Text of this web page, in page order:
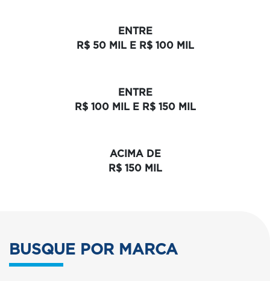
ENTRE
R$ 50 MIL E R$ 100 MIL
ENTRE
R$ 100 MIL E R$ 150 MIL
ACIMA DE
R$ 150 MIL
BUSQUE POR MARCA